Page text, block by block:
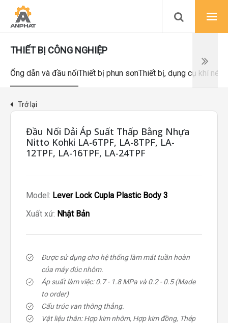
THIẾT BỊ CÔNG NGHIỆP
Ống dẫn và đầu nốiThiết bị phun sơnThiết bị, dụng cụ khí nén
Trở lại
Đầu Nối Dải Áp Suất Thấp Bằng Nhựa
Nitto Kohki LA-6TPF, LA-8TPF, LA-
12TPF, LA-16TPF, LA-24TPF
Model: Lever Lock Cupla Plastic Body 3
Xuất xứ: Nhật Bản
Được sử dụng cho hệ thống làm mát tuần hoàn
của máy đúc nhôm.
Áp suất làm việc: 0.7 - 1.8 MPa và 0.2 - 0.5 (Made
to order)
Cấu trúc van thông thẳng.
Vật liệu thân: Hợp kim nhôm, Hợp kim đồng, Thép